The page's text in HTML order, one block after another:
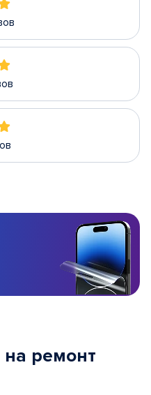
ремонт